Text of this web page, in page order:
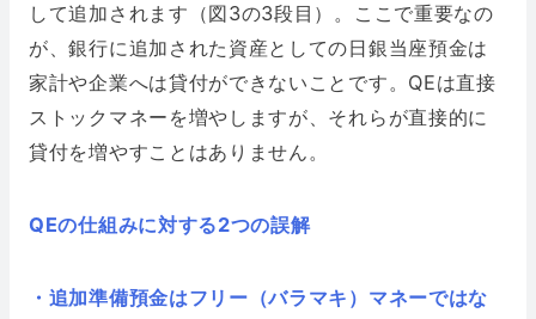
して追加されます（図3の3段目）。ここで重要なの
が、銀行に追加された資産としての日銀当座預金は
家計や企業へは貸付ができないことです。QEは直接
ストックマネーを増やしますが、それらが直接的に
貸付を増やすことはありません。
QEの仕組みに対する2つの誤解
・追加準備預金はフリー（バラマキ）マネーではな